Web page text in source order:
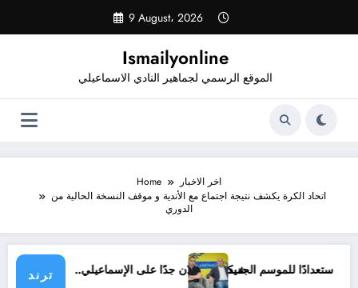
content
9 August، 2026
Ismailyonline
الموقع الرسمي لجماهير النادي الاسماعيلي
Home
اخر الاخبار
اتحاد الكرة يكشف نتيجة اجتماع مع الأندية و موقف النسخة الحالية من
الدوري
ترند
شيكابالا: زعلان جدًا على الإسماعيلي..حتى الآن استعدادًا للموسم الجديد